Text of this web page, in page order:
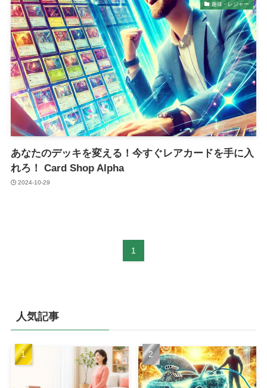
趣味・レジャー
あなたのデッキを変える！今すぐレアカードを手に入
れろ！ Card Shop Alpha
2024-10-29
1
人気記事